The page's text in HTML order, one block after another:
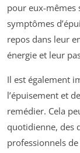
pour eux-mêmes
symptômes
repos dans leur
énergie et leur
Il est également
l’épuisement et
remédier. Cela
quotidienne, des
professionnels